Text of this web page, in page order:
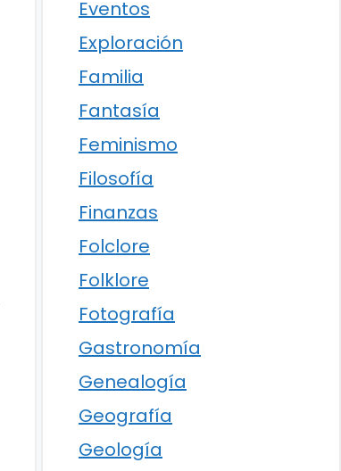
Eventos
Exploración
Familia
Fantasía
Feminismo
Filosofía
Finanzas
Folclore
Folklore
Fotografía
Gastronomía
Genealogía
Geografía
Geología